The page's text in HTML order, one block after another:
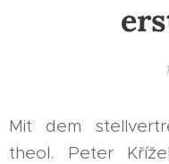
Mit dem
theol. Peter